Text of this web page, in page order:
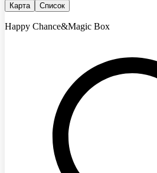
Карта Список
Happy Chance&Magic Box